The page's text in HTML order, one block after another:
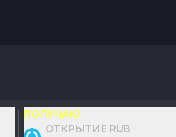
ПОЛУЧАЮ
ОТКРЫТИЕ RUB